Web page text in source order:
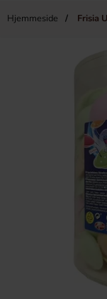
Hjemmeside Frisia